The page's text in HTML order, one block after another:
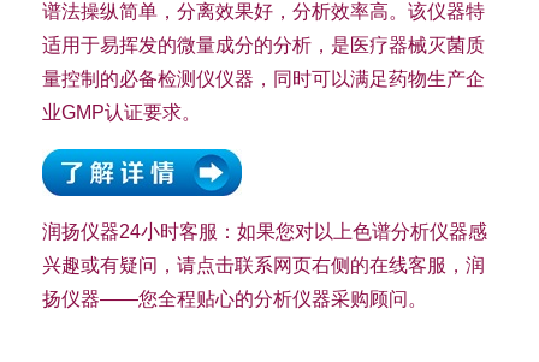
谱法操纵简单，分离效果好，分析效率高。该仪器特
适用于易挥发的微量成分的分析，是医疗器械灭菌质
量控制的必备检测仪仪器，同时可以满足药物生产企
业GMP认证要求。
润扬仪器24小时客服：如果您对以上色谱分析仪器感
兴趣或有疑问，请点击联系网页右侧的在线客服，润
扬仪器——您全程贴心的分析仪器采购顾问。